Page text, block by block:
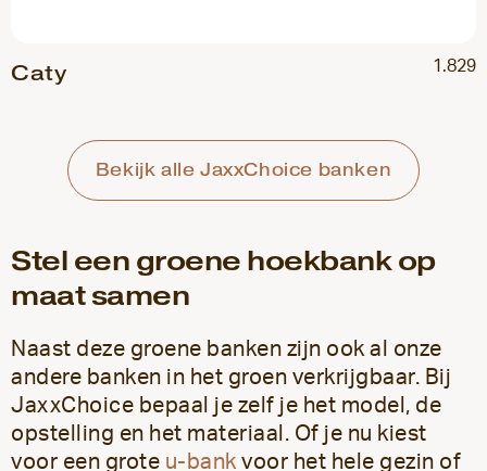
Caty 1.829
Bekijk alle JaxxChoice banken
Stel een groene hoekbank op
maat samen
Naast deze groene banken zijn ook al onze
andere banken in het groen verkrijgbaar. Bij
JaxxChoice bepaal je zelf je het model, de
opstelling en het materiaal. Of je nu kiest
voor een grote u-bankvoor het hele gezin of